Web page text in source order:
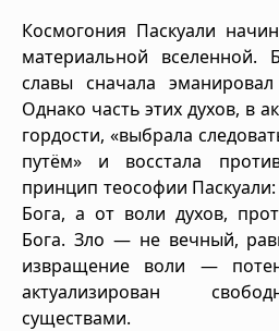
Космогония Паскуали
материальной вселенной.
славы сначала
Однако часть этих духов, в
гордости, «выбрала
путём» и восстала
принцип теософии
Бога, а от воли духов,
Бога. Зло — не вечный,
извращение воли —
актуализирован
существами.